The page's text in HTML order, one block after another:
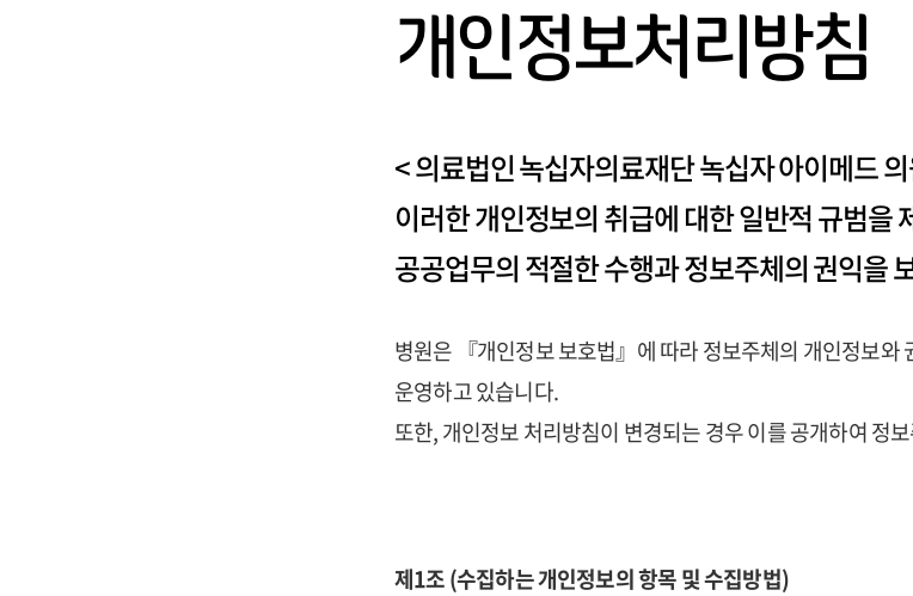
개인정보처리방침
< 의료법인 녹십자의료재단 녹십자 아이메드
이러한 개인정보의 취급에 대한 일반적 규범을
공공업무의 적절한 수행과 정보주체의 권익을
병원은 『개인정보 보호법』에 따라 정보주체의 개인정보
운영하고 있습니다.
또한, 개인정보 처리방침이 변경되는 경우 이를 공개하여 정
제1조 (수집하는 개인정보의 항목 및 수집방법)